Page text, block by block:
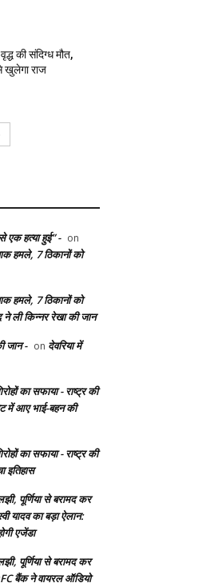
की संदिग्ध मौत,
से खुलेगा राज
एक हत्या हुई” - on
हमले, 7 ठिकानों को
हमले, 7 ठिकानों को
ने ली किन्नर रेखा की जान
जान - on देवरिया में
का सफाया - राष्ट्र की
में आए भाई-बहन की
का सफाया - राष्ट्र की
इतिहास
पूर्णिया से बरामद कर
यादव का बड़ा ऐलान:
एजेंडा
पूर्णिया से बरामद कर
बैंक ने वायरल ऑडियो